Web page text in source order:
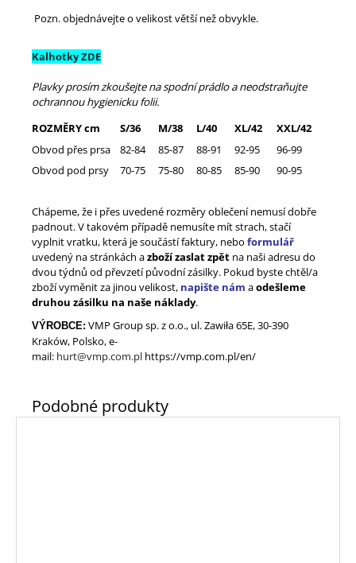
Pozn. objednávejte o velikost větší než obvykle.
Kalhotky ZDE
Plavky prosím zkoušejte na spodní prádlo a neodstraňujte
ochrannou hygienicku folii.
ROZMĚRY cm
S/36 M/38 L/40 XL/42
XXL/42
Obvod přes prsa
82-84 85-87 88-91 92-95
96-99
Obvod pod prsy
70-75 75-80 80-85 85-90 90-95
Chápeme, že i přes uvedené rozměry oblečení nemusí dobře
padnout. V takovém případě nemusíte mít strach, stačí
vyplnit vratku, která je součástí faktury, nebo formulář
uvedený na stránkách azboží zaslat zpět na naši adresu do
dvou týdnů od převzetí původní zásilky. Pokud byste chtěl/a
zboží vyměnit za jinou velikost, napište nám aodešleme
druhou zásilku na naše náklady.
VÝROBCE: VMP Group sp. z o.o., ul. Zawiła 65E, 30-390
Kraków, Polsko, e-
mail: hurt@vmp.com.pl https://vmp.com.pl/en/